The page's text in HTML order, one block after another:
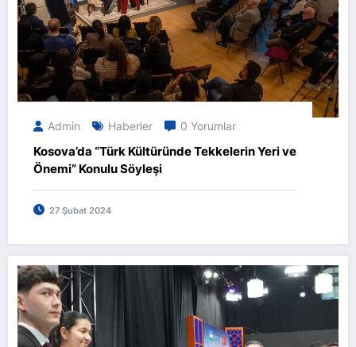
Admin Haberler 0 Yorumlar
Kosova’da “Türk Kültüründe Tekkelerin Yeri ve
Önemi” Konulu Söyleşi
27 Şubat 2024